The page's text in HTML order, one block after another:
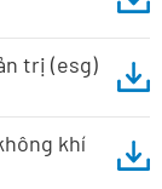
trị (esg)
khí